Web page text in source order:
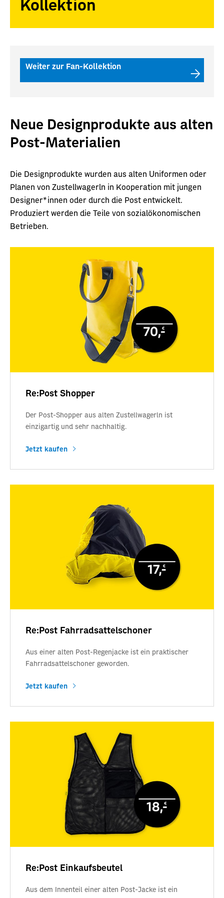
Kollektion
Weiter zur Fan-Kollektion
Neue Designprodukte aus alten
Post-Materialien
Die Designprodukte wurden aus alten Uniformen oder
Planen von Zustellwagerln in Kooperation mit jungen
Designer*innen oder durch die Post entwickelt.
Produziert werden die Teile von sozialökonomischen
Betrieben.
Re:Post Shopper
Der Post-Shopper aus alten Zustellwagerln ist
einzigartig und sehr nachhaltig.
Jetzt kaufen
Re:Post Fahrradsattelschoner
Aus einer alten Post-Regenjacke ist ein praktischer
Fahrradsattelschoner geworden.
Jetzt kaufen
Re:Post Einkaufsbeutel
Aus dem Innenteil einer alten Post-Jacke ist ein